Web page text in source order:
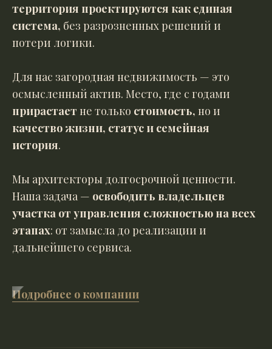
территория проектируются как единая
система, без разрозненных решений и
потери логики.
Для нас загородная недвижимость — это
осмысленный актив. Место, где с годами
прирастает не только стоимость, но и
качество жизни, статус и семейная
история.
Мы архитекторы долгосрочной ценности.
Наша задача — освободить владельцев
участка от управления сложностью на всех
этапах: от замысла до реализации и
дальнейшего сервиса.
Подробнее о компании